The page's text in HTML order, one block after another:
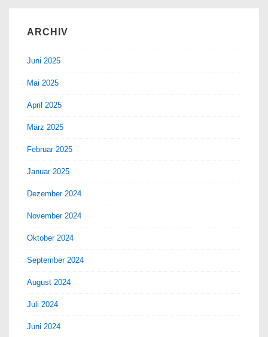
ARCHIV
Juni 2025
Mai 2025
April 2025
März 2025
Februar 2025
Januar 2025
Dezember 2024
November 2024
Oktober 2024
September 2024
August 2024
Juli 2024
Juni 2024